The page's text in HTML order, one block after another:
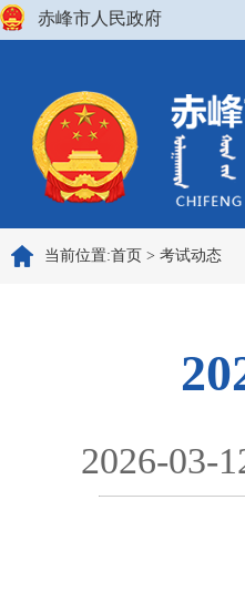
赤峰市人民政府
当前位置:首页 > 考试动态
2026-03-